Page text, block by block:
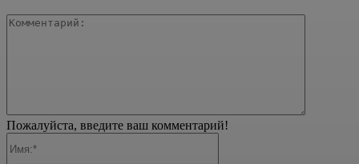
Пожалуйста, введите ваш комментарий!